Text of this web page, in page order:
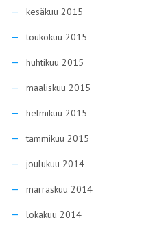
kesäkuu 2015
toukokuu 2015
huhtikuu 2015
maaliskuu 2015
helmikuu 2015
tammikuu 2015
joulukuu 2014
marraskuu 2014
lokakuu 2014